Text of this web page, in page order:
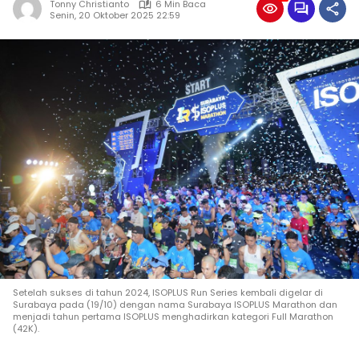
Tonny Christianto
6 Min Baca
Senin, 20 Oktober 2025 22:59
Setelah sukses di tahun 2024, ISOPLUS Run Series kembali digelar di
Surabaya pada (19/10) dengan nama Surabaya ISOPLUS Marathon dan
menjadi tahun pertama ISOPLUS menghadirkan kategori Full Marathon
(42K).